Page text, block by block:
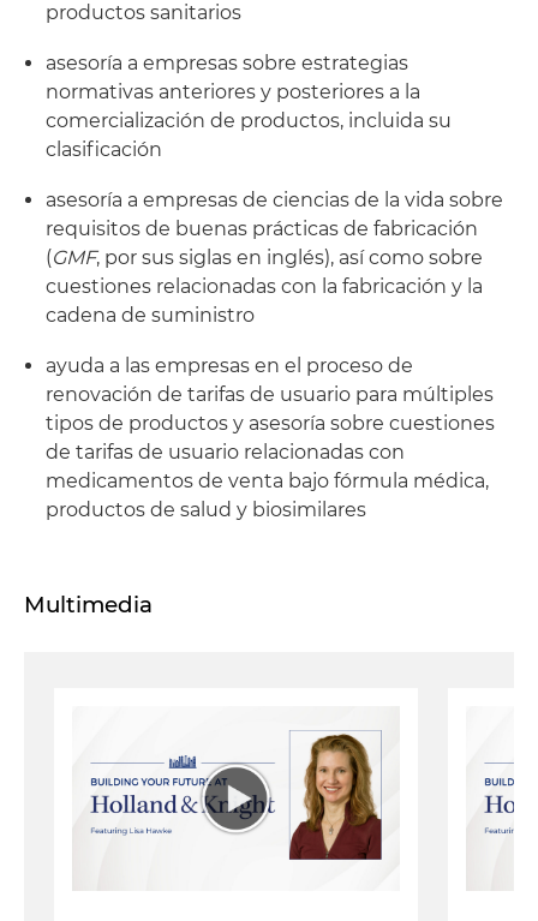
productos sanitarios
asesoría a empresas sobre estrategias
normativas anteriores y posteriores a la
comercialización de productos, incluida su
clasificación
asesoría a empresas de ciencias de la vida sobre
requisitos de buenas prácticas de fabricación
(GMF, por sus siglas en inglés), así como sobre
cuestiones relacionadas con la fabricación y la
cadena de suministro
ayuda a las empresas en el proceso de
renovación de tarifas de usuario para múltiples
tipos de productos y asesoría sobre cuestiones
de tarifas de usuario relacionadas con
medicamentos de venta bajo fórmula médica,
productos de salud y biosimilares
Multimedia